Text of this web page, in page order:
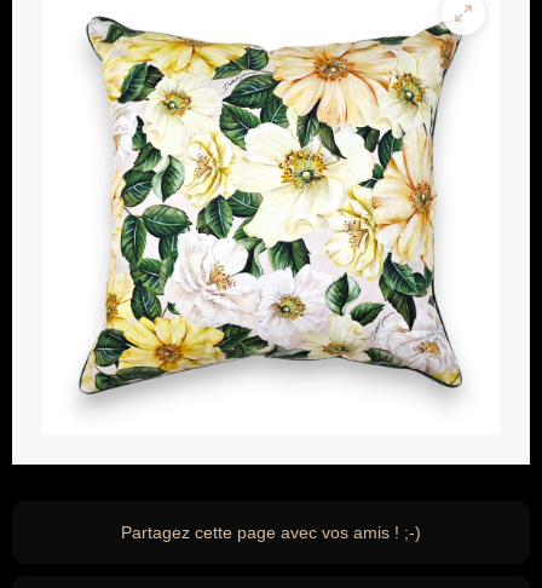
Partagez cette page avec vos amis ! ;-)